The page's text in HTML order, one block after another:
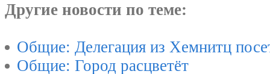
Другие новости по теме:
Общие: Делегация из Хемнитц
Общие: Город расцветёт